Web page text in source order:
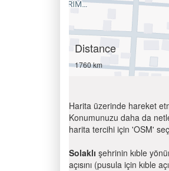
Distance
1760 km
Harita üzerinde hareket
Konumunuzu daha da
harita tercihi için 'OSM'
Solaklı şehrinin kıble
açısını (pusula için kıble